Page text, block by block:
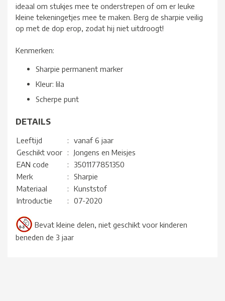
ideaal om stukjes mee te onderstrepen of om er leuke
kleine tekeningetjes mee te maken. Berg de sharpie veilig
op met de dop erop, zodat hij niet uitdroogt!
Kenmerken:
Sharpie permanent marker
Kleur: lila
Scherpe punt
DETAILS
Leeftijd :
vanaf 6 jaar
Geschikt voor
:
Jongens en Meisjes
EAN code
:
3501177851350
Merk
:
Sharpie
Materiaal
:
Kunststof
Introductie
: 07-2020
Bevat kleine delen, niet geschikt voor kinderen
beneden de 3 jaar